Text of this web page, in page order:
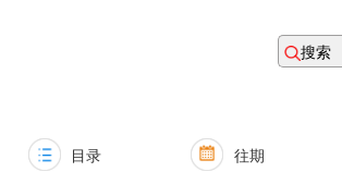
目录 往期
搜索